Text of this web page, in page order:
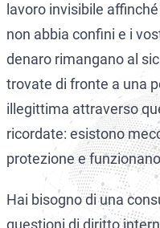
lavoro invisibile
non abbia confini e i
denaro rimangano al
trovate di fronte a una
illegittima attraverso
ricordate: esistono
protezione e
Hai bisogno di una
questioni di diritto